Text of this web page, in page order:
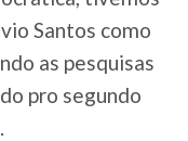
Santos como
as pesquisas
pro segundo